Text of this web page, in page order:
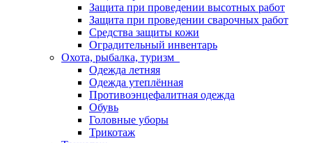
Защита при проведении высотных работ
Защита при проведении сварочных работ
Средства защиты кожи
Оградительный инвентарь
Охота, рыбалка, туризм
Одежда летняя
Одежда утеплённая
Противоэнцефалитная одежда
Обувь
Головные уборы
Трикотаж